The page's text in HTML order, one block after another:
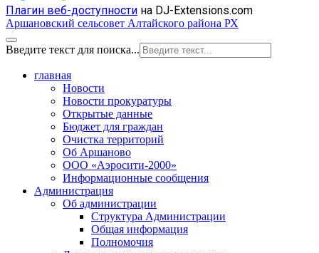
Плагин веб-доступности на DJ-Extensions.com
Аршановский сельсовет Алтайского района РХ
Введите текст для поиска...
главная
Новости
Новости прокуратуры
Открытые данные
Бюджет для граждан
Очистка территорий
Об Аршаново
ООО «Аэросити-2000»
Информационные сообщения
Администрация
Об администрации
Структура Администрации
Общая информация
Полномочия